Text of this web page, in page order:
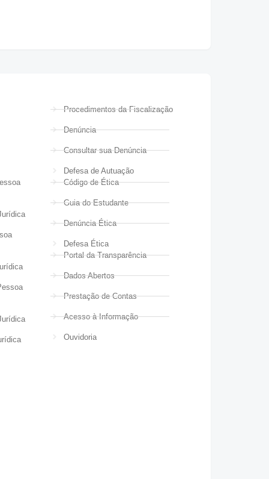
Procedimentos da Fiscalização
Denúncia
Consultar sua Denúncia
Defesa de Autuação
Código de Ética
Guia do Estudante
Denúncia Ética
Defesa Ética
Portal da Transparência
Dados Abertos
Prestação de Contas
Acesso à Informação
Ouvidoria